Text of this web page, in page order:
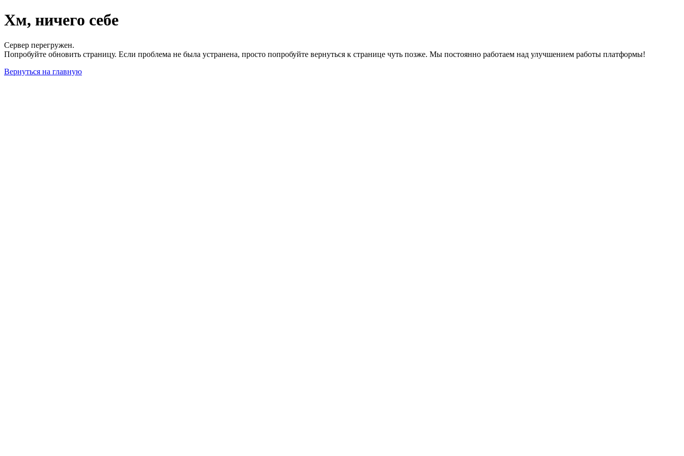
Хм, ничего себе
Сервер перегружен.
Попробуйте обновить страницу. Если проблема не была устранена, просто попробуйте вернуться к странице чуть позже. Мы постоянно работаем над улучшением работы платформы!
Вернуться на главную